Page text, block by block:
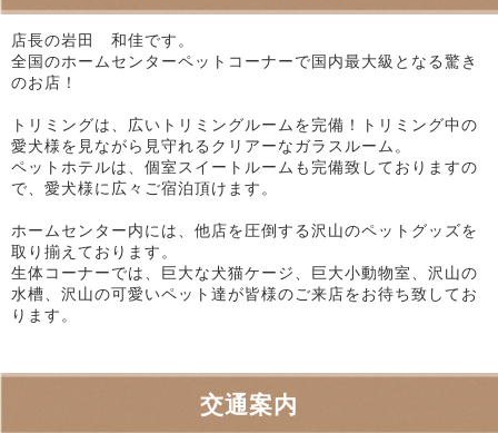
店長の岩田 和佳です。
全国のホームセンターペットコーナーで国内最大級となる驚き
のお店！
トリミングは、広いトリミングルームを完備！トリミング中の
愛犬様を見ながら見守れるクリアーなガラスルーム。
ペットホテルは、個室スイートルームも完備致しておりますの
で、愛犬様に広々ご宿泊頂けます。
ホームセンター内には、他店を圧倒する沢山のペットグッズを
取り揃えております。
生体コーナーでは、巨大な犬猫ケージ、巨大小動物室、沢山の
水槽、沢山の可愛いペット達が皆様のご来店をお待ち致してお
ります。
交通案内